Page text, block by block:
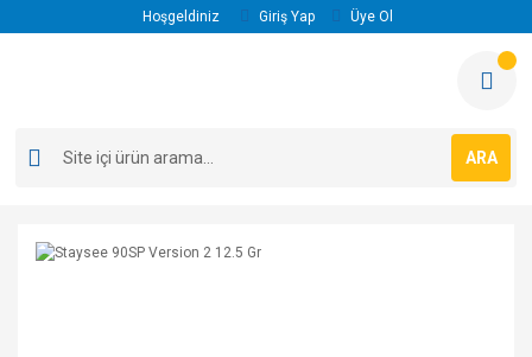
Hoşgeldiniz Giriş Yap Üye Ol
ARA